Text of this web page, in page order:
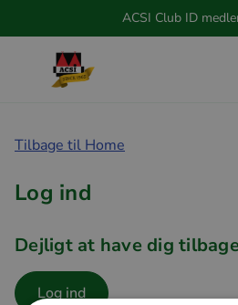
ACSI Club ID
Tilbage til Home
Log ind
Dejligt at have dig
Log ind